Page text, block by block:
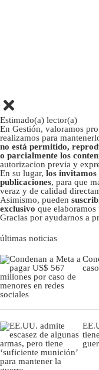
Estimado(a) lector(a)
En Gestión, valoramos
realizamos para
no está permitido,
o parcialmente los
autorizacion previa y
En su lugar, los invitamos
publicaciones, para que
veraz y de calidad
Asimismo, pueden
exclusivo que elaboramos
Gracias por ayudarnos a
últimas noticias